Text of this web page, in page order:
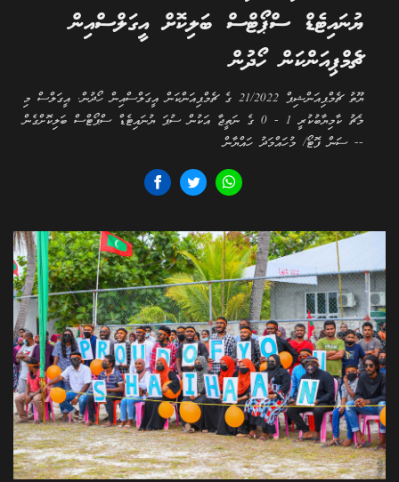
ޔުނައިޓެޑް ސްޕޯޓްސް ބަލިކޮށް އީގަލްސްއިން
ޗެމްޕިއަންކަން ހޯދުން
ޔޫތު ޗެމްޕިއަންޝިޕް 21/2022 ގެ ޗެމްޕިއަންކަން އީގަލްސްއިން ހޯދުން. އީގަލްސް މި
މެޗު ކާމިޔާބުކުރީ 1 - 0 ގެ ނަތީޖާ އަކުން ސުޕަ ޔުނައިޓެޑް ސްޕޯޓްސް ބަލިކޮށްގެން
-- ސަން ފޮޓޯ/ މުހައްމަދު ހައްޔާން